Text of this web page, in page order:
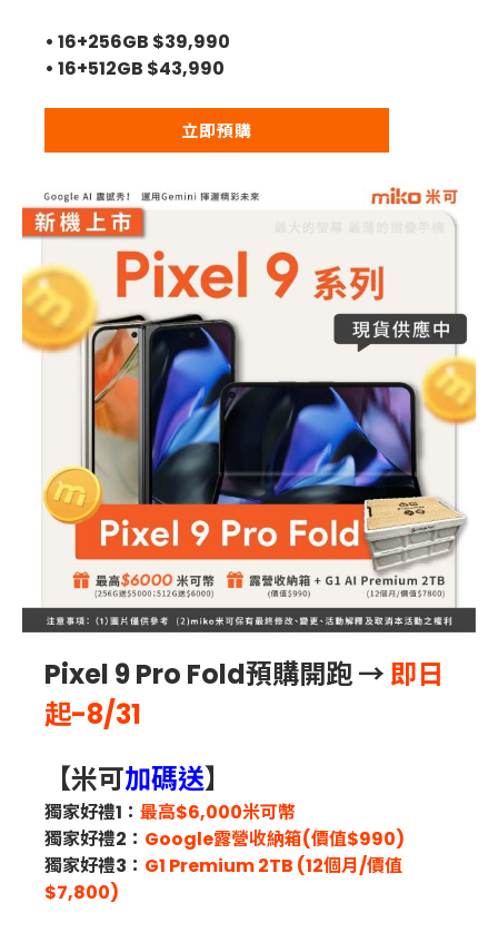
• 16+256GB $39,990
• 16+512GB $43,990
立即預購
Pixel 9 Pro Fold預購開跑 → 即日
起-8/31
【米可加碼送】
獨家好禮1： 最高$6,000米可幣
獨家好禮2： Google露營收納箱(價值$990)
獨家好禮3： G1 Premium 2TB (12個月/價值
$7,800)